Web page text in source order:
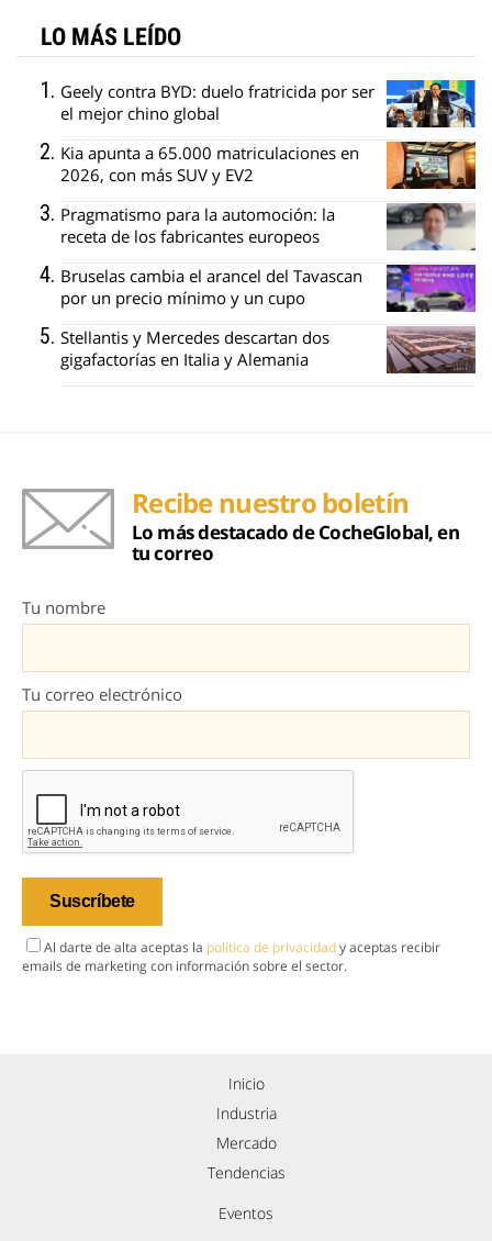
LO MÁS LEÍDO
Geely contra BYD: duelo fratricida por ser
el mejor chino global
Kia apunta a 65.000 matriculaciones en
2026, con más SUV y EV2
Pragmatismo para la automoción: la
receta de los fabricantes europeos
Bruselas cambia el arancel del Tavascan
por un precio mínimo y un cupo
Stellantis y Mercedes descartan dos
gigafactorías en Italia y Alemania
Recibe nuestro boletín
Lo más destacado de CocheGlobal, en
tu correo
Tu nombre
Tu correo electrónico
Al darte de alta aceptas la política de privacidady aceptas recibir
emails de marketing con información sobre el sector.
Inicio
Industria
Mercado
Tendencias
Eventos